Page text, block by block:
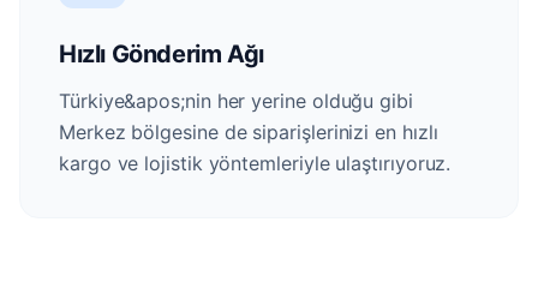
Hızlı Gönderim Ağı
Türkiye&apos;nin her yerine olduğu gibi
Merkez bölgesine de siparişlerinizi en hızlı
kargo ve lojistik yöntemleriyle ulaştırıyoruz.